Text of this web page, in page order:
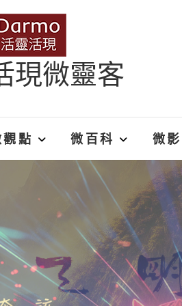
現微靈客
觀點 微百科 微